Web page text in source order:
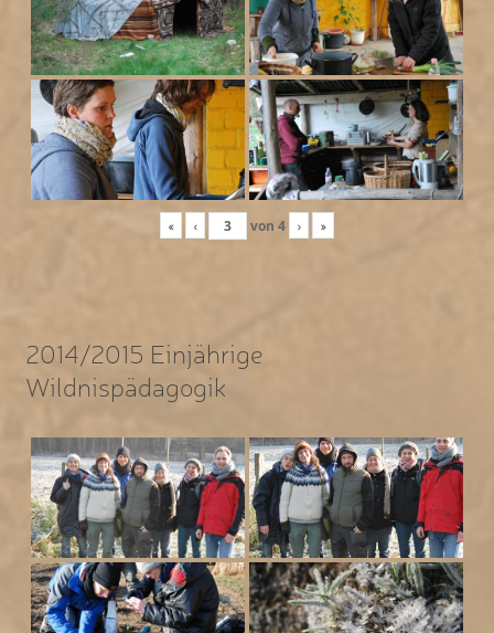
« ‹ von 4 › »
2014/2015 Einjährige
Wildnispädagogik